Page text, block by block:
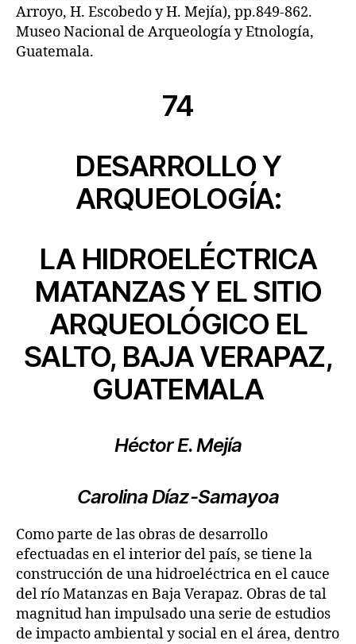
Arroyo, H. Escobedo y H. Mejía), pp.849-862.
Museo Nacional de Arqueología y Etnología,
Guatemala.
74
DESARROLLO Y
ARQUEOLOGÍA:
LA HIDROELÉCTRICA
MATANZAS Y EL SITIO
ARQUEOLÓGICO EL
SALTO, BAJA VERAPAZ,
GUATEMALA
Héctor E. Mejía
Carolina Díaz-Samayoa
Como parte de las obras de desarrollo
efectuadas en el interior del país, se tiene la
construcción de una hidroeléctrica en el cauce
del río Matanzas en Baja Verapaz. Obras de tal
magnitud han impulsado una serie de estudios
de impacto ambiental y social en el área, dentro